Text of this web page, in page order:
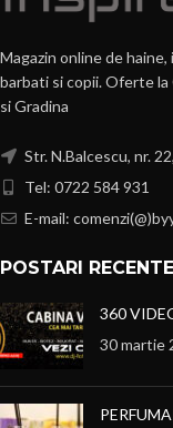
Magazin online de
barbati si copii. Oferte la
si Gradina
Str. N.Balcescu, nr.
Tel: 0722 584 931
E-mail:
POSTARI RECENTE
360
30 martie